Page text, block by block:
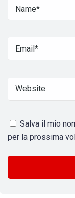
Salva il mio
per la prossima